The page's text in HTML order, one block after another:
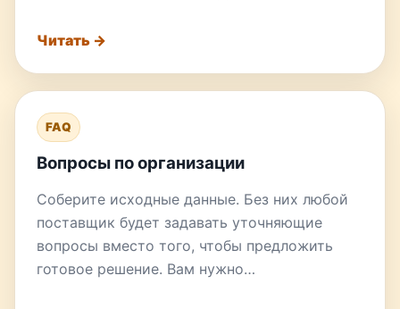
Читать →
FAQ
Вопросы по организации
Соберите исходные данные. Без них любой
поставщик будет задавать уточняющие
вопросы вместо того, чтобы предложить
готовое решение. Вам нужно…